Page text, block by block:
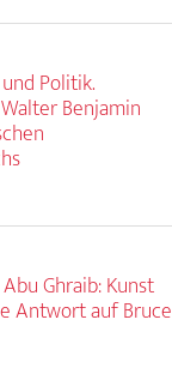
Politik.
Benjamin
Ghraib: Kunst
Antwort auf Bruce